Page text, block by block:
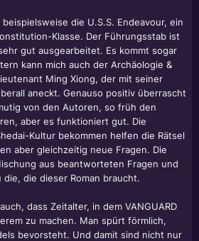
die U.S.S. Endeavour, ein
Klasse. Der Führungsstab ist
gut ausgearbeitet. Es kommt sogar
kann mich auch der Archäologie &
Ming Xiong, der mit seiner
aneckt. Genauso positiv überrascht
von den Autoren, so früh den
aber es funktioniert gut. Die
Kultur bekommen helfen die Rätsel
aber gleichzeitig neue Fragen. Die
aus beantworteten Fragen und
die dieser Roman braucht.
dass Zeitalter, in dem VANGUARD
zu machen. Man spürt förmlich,
bevorsteht. Und damit sind nicht nur